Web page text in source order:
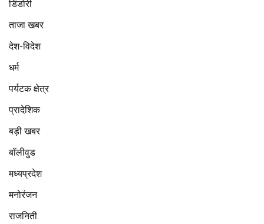
डिंडोरी
ताजा खबर
देश-विदेश
धर्म
पर्यटक क्षेत्र
प्रादेशिक
बड़ी खबर
बॉलीवुड
मध्यप्रदेश
मनोरंजन
राजनिती